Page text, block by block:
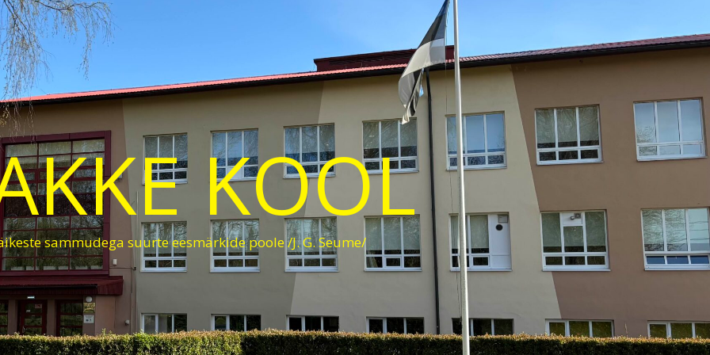
KOOL
sammudega suurte eesmärkide poole /J. G. Seume/